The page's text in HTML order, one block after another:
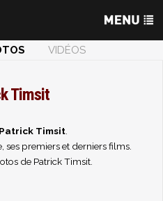
VIDÉOS
Timsit
Timsit.
premiers et derniers films.
de Patrick Timsit.